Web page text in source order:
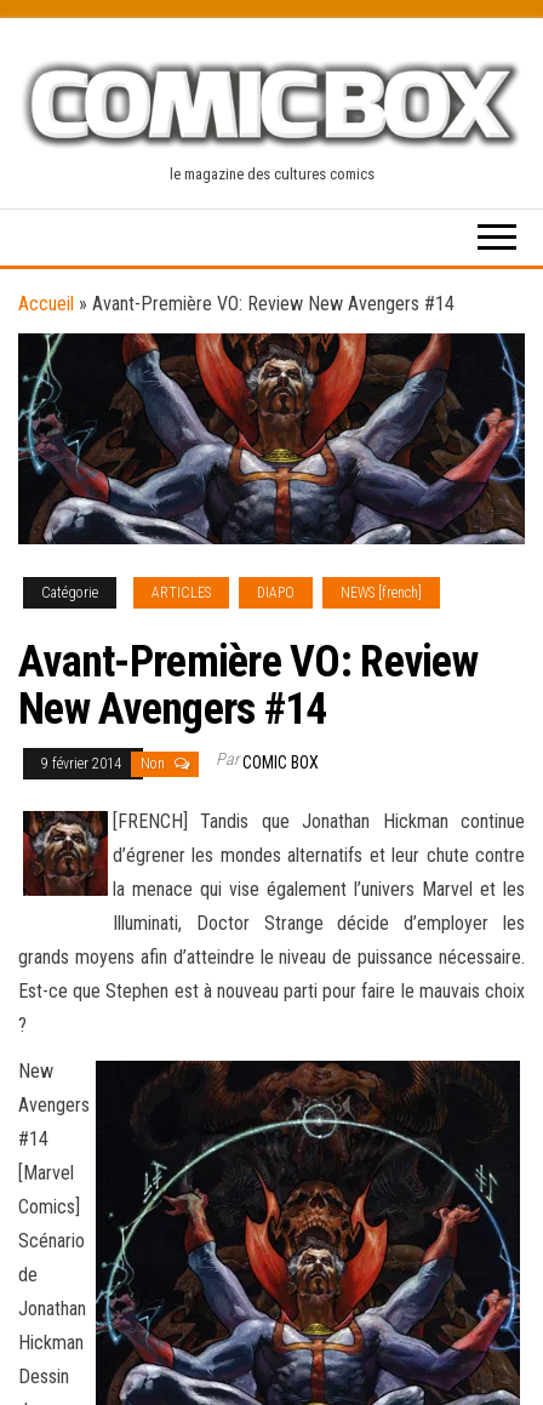
content
le magazine des cultures comics
Accueil » Avant-Première VO: Review New Avengers #14
Catégorie ARTICLES DIAPO NEWS [french]
Avant-Première VO: Review
New Avengers #14
9 février 2014 Non ParCOMIC BOX
[FRENCH] Tandis que Jonathan Hickman continue
d’égrener les mondes alternatifs et leur chute contre
la menace qui vise également l’univers Marvel et les
Illuminati, Doctor Strange décide d’employer les
grands moyens afin d’atteindre le niveau de puissance nécessaire.
Est-ce que Stephen est à nouveau parti pour faire le mauvais choix
?
New
Avengers
#14
[Marvel
Comics]
Scénario
de
Jonathan
Hickman
Dessin